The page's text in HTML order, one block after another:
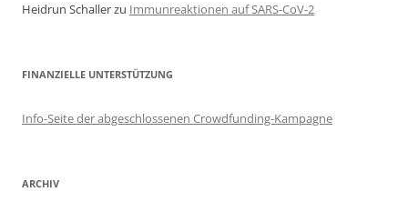
Heidrun Schallerzu Immunreaktionen auf SARS-CoV-2
FINANZIELLE UNTERSTÜTZUNG
Info-Seite der abgeschlossenen Crowdfunding-Kampagne
ARCHIV